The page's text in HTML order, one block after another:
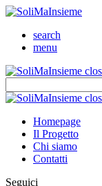
search
menu
Homepage
Il Progetto
Chi siamo
Contatti
Seguici